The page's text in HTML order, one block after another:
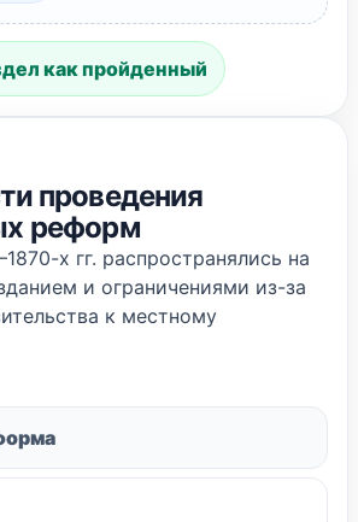
как пройденный
проведения
реформ
х гг. распространялись на
и ограничениями из-за
к местному